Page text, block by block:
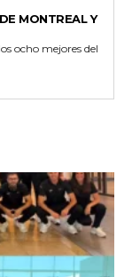
MONTREAL Y
ocho mejores del